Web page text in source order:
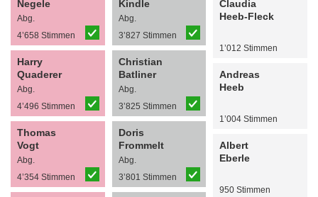
Negele
Abg.
4’658 Stimmen
Harry
Quaderer
Abg.
4’496 Stimmen
Thomas
Vogt
Abg.
4’354 Stimmen
Kindle
Abg.
3’827 Stimmen
Christian
Batliner
Abg.
3’825 Stimmen
Doris
Frommelt
Abg.
3’801 Stimmen
Claudia
Heeb-Fleck
1’012 Stimmen
Andreas
Heeb
1’004 Stimmen
Albert
Eberle
950 Stimmen